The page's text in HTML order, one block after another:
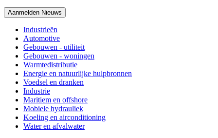
Aanmelden Nieuws
Industrieën
Automotive
Gebouwen - utiliteit
Gebouwen - woningen
Warmtedistributie
Energie en natuurlijke hulpbronnen
Voedsel en dranken
Industrie
Maritiem en offshore
Mobiele hydrauliek
Koeling en airconditioning
Water en afvalwater